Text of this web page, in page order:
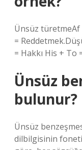
Ünsüz türetmeAf
=
= Hakkı His + To
Ünsüz
bulunur?
Ünsüz
dilbilgisinin